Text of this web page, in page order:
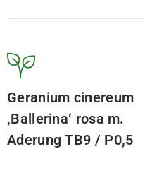
Geranium cinereum
‚Ballerina‘ rosa m.
Aderung TB9 / P0,5